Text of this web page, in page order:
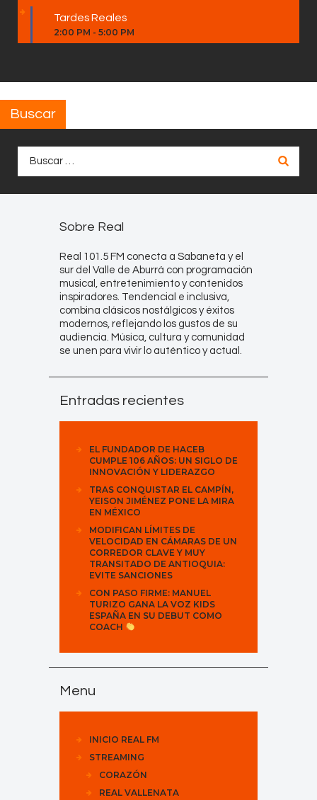
Tardes Reales
2:00 PM - 5:00 PM
Buscar
Sobre Real
Real 101.5 FM conecta a Sabaneta y el
sur del Valle de Aburrá con programación
musical, entretenimiento y contenidos
inspiradores. Tendencial e inclusiva,
combina clásicos nostálgicos y éxitos
modernos, reflejando los gustos de su
audiencia. Música, cultura y comunidad
se unen para vivir lo auténtico y actual.
Entradas recientes
EL FUNDADOR DE HACEB
CUMPLE 106 AÑOS: UN SIGLO DE
INNOVACIÓN Y LIDERAZGO
TRAS CONQUISTAR EL CAMPÍN,
YEISON JIMÉNEZ PONE LA MIRA
EN MÉXICO
MODIFICAN LÍMITES DE
VELOCIDAD EN CÁMARAS DE UN
CORREDOR CLAVE Y MUY
TRANSITADO DE ANTIOQUIA:
EVITE SANCIONES
CON PASO FIRME: MANUEL
TURIZO GANA LA VOZ KIDS
ESPAÑA EN SU DEBUT COMO
COACH
Menu
INICIO REAL FM
STREAMING
CORAZÓN
REAL VALLENATA